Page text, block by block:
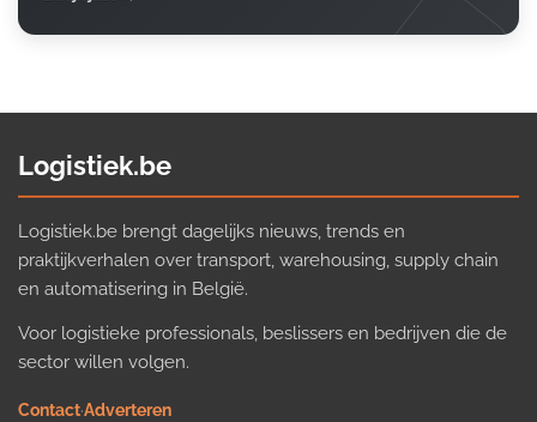
Logistiek.be
Logistiek.be brengt dagelijks nieuws, trends en
praktijkverhalen over transport, warehousing, supply chain
en automatisering in België.
Voor logistieke professionals, beslissers en bedrijven die de
sector willen volgen.
Contact·Adverteren